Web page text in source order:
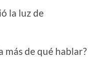
la luz de
de qué hablar?